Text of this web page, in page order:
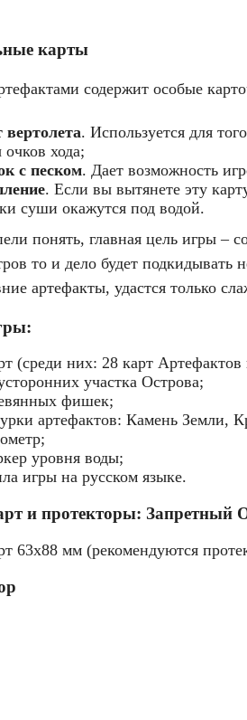
карты
содержит особые
вертолета. Используется для
очков хода;
с песком. Дает возможность
. Если вы вытянете эту
суши окажутся под водой.
понять, главная цель игры –
то и дело будет
артефакты, удастся только
(среди них: 28 карт
участка Острова;
фишек;
артефактов: Камень Земли,
уровня воды;
игры на русском языке.
и протекторы: Запретный
63x88 мм (рекомендуются